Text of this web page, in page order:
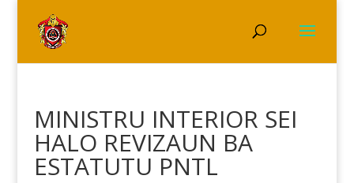
MINISTRU INTERIOR SEI
HALO REVIZAUN BA
ESTATUTU PNTL